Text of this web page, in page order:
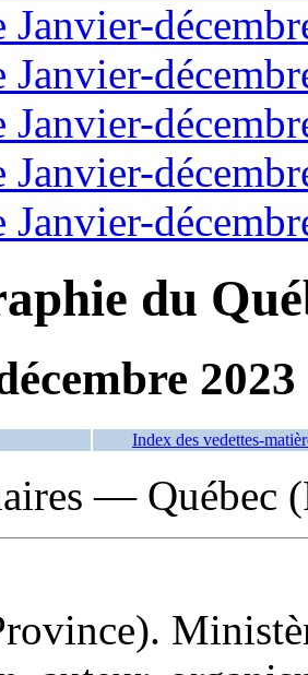
Janvier-
Janvier-
Janvier-
Janvier-
Janvier-
du
2023
Index des vedettes-
— Québec